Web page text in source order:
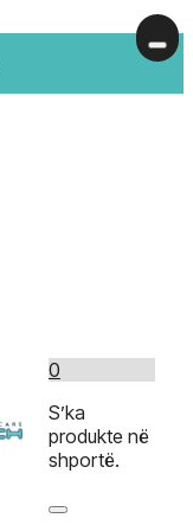
0
S’ka
produkte në
shportë.